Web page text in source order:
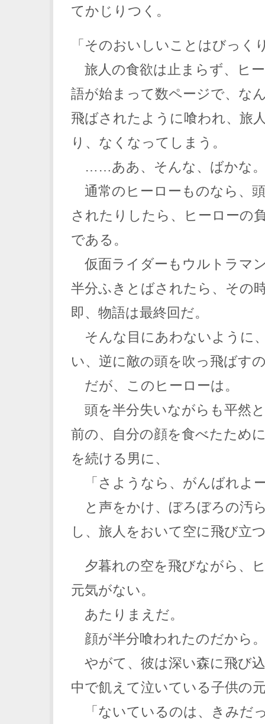
てかじりつく。
「そのおいしいことはびっく
旅人の食欲は止まらず、ヒ
語が始まって数ページで、な
飛ばされたように喰われ、旅
り、なくなってしまう。
……ああ、そんな、ばかな
通常のヒーローものなら、
されたりしたら、ヒーローの
である。
仮面ライダーもウルトラマ
半分ふきとばされたら、その
即、物語は最終回だ。
そんな目にあわないように
い、逆に敵の頭を吹っ飛ばす
だが、このヒーローは。
頭を半分失いながらも平然
前の、自分の顔を食べたため
を続ける男に、
「さようなら、がんばれよ
と声をかけ、ぼろぼろの汚
し、旅人をおいて空に飛び立
夕暮れの空を飛びながら、
元気がない。
あたりまえだ。
顔が半分喰われたのだから
やがて、彼は深い森に飛び
中で飢えて泣いている子供の
「ないているのは、きみだ